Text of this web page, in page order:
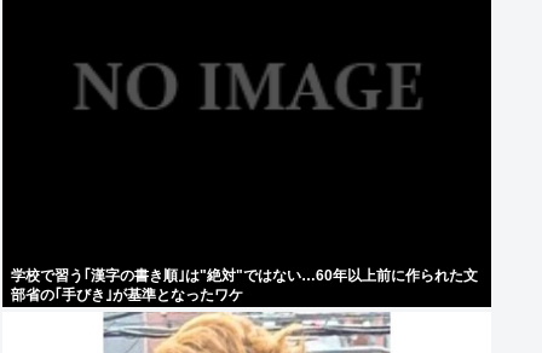
学校で習う｢漢字の書き順｣は"絶対"ではない…60年以上前に作られた文
部省の｢手びき｣が基準となったワケ